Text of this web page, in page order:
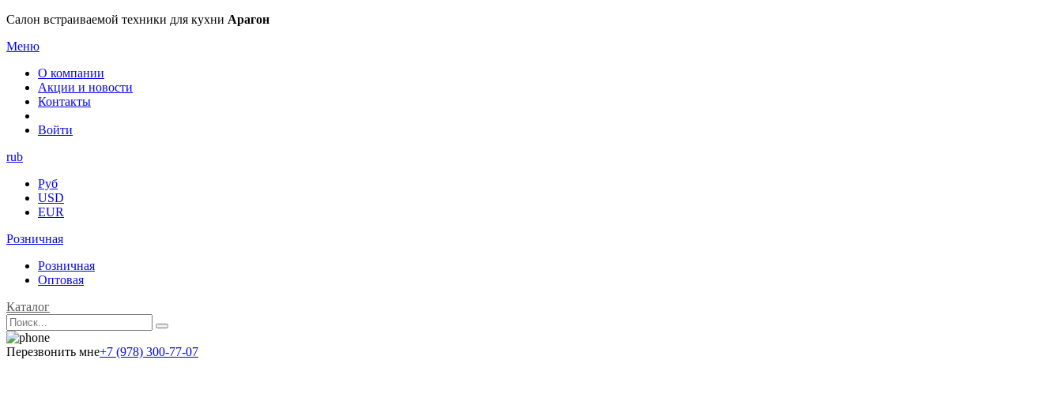
Салон встраиваемой техники для кухни Арагон
Меню
О компании
Акции и новости
Контакты
Войти
rub
Руб
USD
EUR
Розничная
Розничная
Оптовая
Каталог
Перезвонить мне+7 (978) 300-77-07